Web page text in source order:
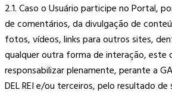
2.1. Caso o Usuário participe no Portal,
de comentários, da divulgação de
fotos, vídeos, links para outros sites,
qualquer outra forma de interação, este
responsabilizar plenamente, perante a
DEL REI e/ou terceiros, pelo resultado